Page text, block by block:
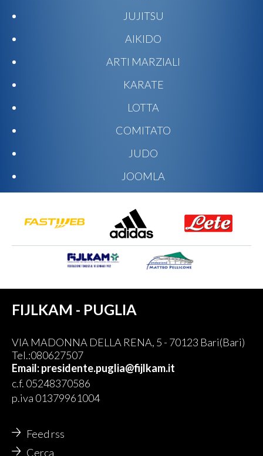
JUJITSU
AIKIDO
ARTI MARZIALI
KARATE
LOTTA
COMITATO
JUDO
JOOMLA
FIJLKAM - PUGLIA
VIA MADONNA DELLA RENA, 5 - 70123 Bari(Bari)
Tel.:080627507
Email: presidente.puglia@fijlkam.it
c.f. 05248370586
p.iva 01379961004
Feed rss
Cerca